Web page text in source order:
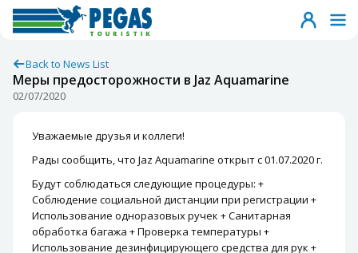
Back to News List
Меры предосторожности в Jaz Aquamarine
02/07/2020
Уважаемые друзья и коллеги!
Рады сообщить, что Jaz Aquamarine открыт с 01.07.2020 г.
Будут соблюдаться следующие процедуры: +
Соблюдение социальной дистанции при регистрации +
Использование одноразовых ручек + Санитарная
обработка багажа + Проверка температуры +
Использование дезинфицирующего средства для рук +